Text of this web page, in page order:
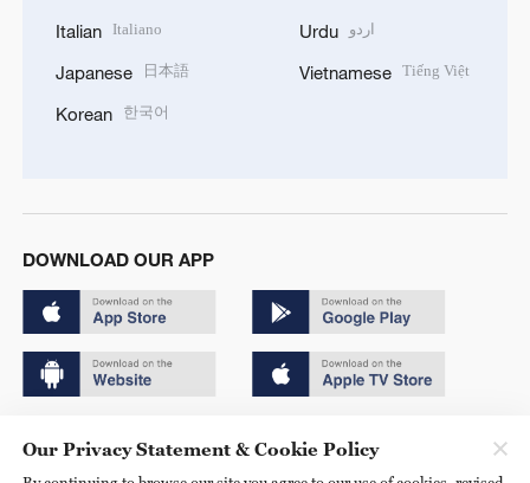
Italian Italiano
Japanese 日本語
Korean 한국어
Urdu اردو
Vietnamese Tiếng Việt
DOWNLOAD OUR APP
京ICP备20000184号
Our Privacy Statement & Cookie Policy